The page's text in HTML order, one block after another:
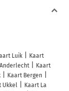
Luik
Kaart
Kaart
Kaart Bergen
Ukkel
Kaart La